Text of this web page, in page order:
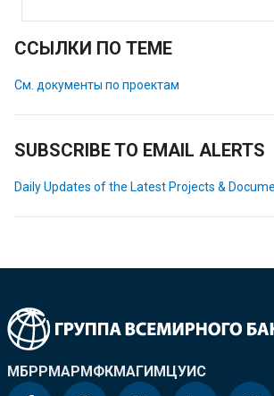
ССЫЛКИ ПО ТЕМЕ
См. документы по проектам
SUBSCRIBE TO EMAIL ALERTS
Daily Updates of the Latest Projects &
МБРРМАРМФКМАГИМЦУИС